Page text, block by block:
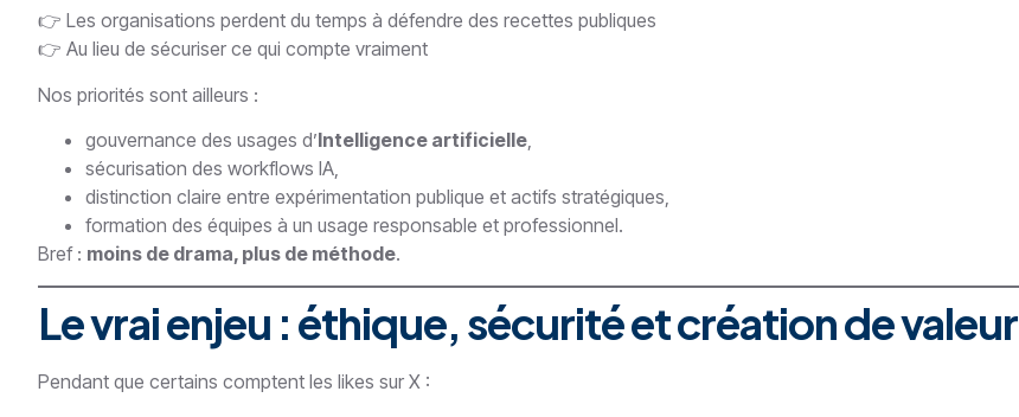
👉 Les organisations perdent du temps à défendre des recettes publiques
👉 Au lieu de sécuriser ce qui compte vraiment
Nos priorités sont ailleurs :
gouvernance des usages d’Intelligence artificielle,
sécurisation des workflows IA,
distinction claire entre expérimentation publique et actifs stratégiques,
formation des équipes à un usage responsable et professionnel.
Bref : moins de drama, plus de méthode.
Le vrai enjeu : éthique, sécurité et création de valeur
Pendant que certains comptent les likes sur X :